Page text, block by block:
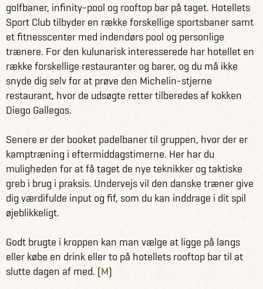
golfbaner, infinity-pool og rooftop bar på taget. Hotellets
Sport Club tilbyder en række forskellige sportsbaner samt
et fitnesscenter med indendørs pool og personlige
trænere. For den kulunarisk interesserede har hotellet en
række forskellige restauranter og barer, og du må ikke
snyde dig selv for at prøve den Michelin-stjerne
restaurant, hvor de udsøgte retter tilberedes af kokken
Diego Gallegos.
Senere er der booket padelbaner til gruppen, hvor der er
kamptræning i eftermiddagstimerne. Her har du
muligheden for at få taget de nye teknikker og taktiske
greb i brug i praksis. Undervejs vil den danske træner give
dig værdifulde input og fif, som du kan inddrage i dit spil
øjeblikkeligt.
Godt brugte i kroppen kan man vælge at ligge på langs
eller købe en drink eller to på hotellets rooftop bar til at
slutte dagen af med. (M)